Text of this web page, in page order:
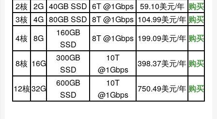
2核 2G 40GB SSD 6T @1Gbps 59.10美元/年 购买
3核 4G 80GB SSD 8T @1Gbps 104.99美元/年 购买
4核 8G
160GB
SSD
8T @1Gbps 199.09美元/年 购买
8核 16G
300GB
SSD
10T
@1Gbps
398.37美元/年 购买
12核32G
600GB
SSD
10T
@1Gbps
750.49美元/年 购买